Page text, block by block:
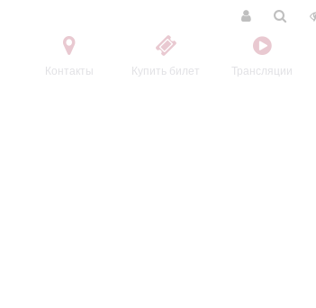
Контакты Купить билет Трансляции